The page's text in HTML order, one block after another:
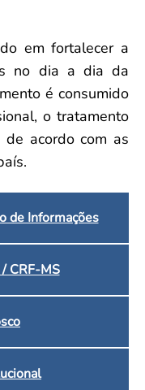
em fortalecer a
no dia a dia da
é consumido
o tratamento
de acordo com as
de Informações
CRF-MS